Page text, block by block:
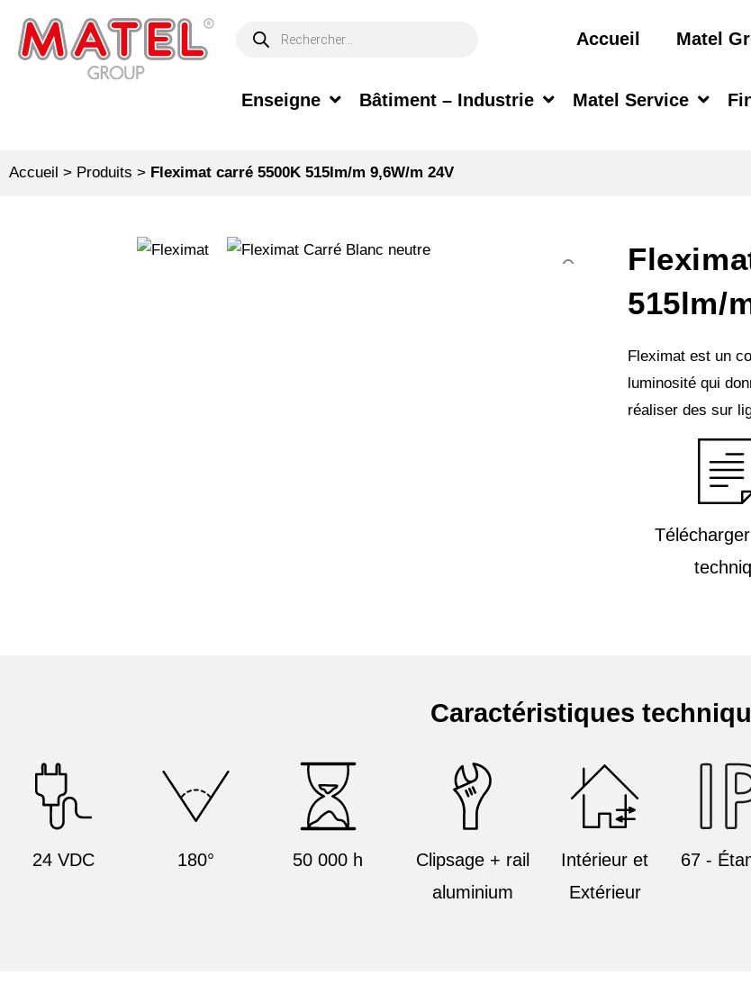
Accueil Matel
Enseigne Bâtiment – Industrie Matel Service
Accueil > Produits > Fleximat carré 5500K 515lm/m 9,6W/m 24V
515lm/
Fleximat est un
luminosité qui
réaliser des sur
Caractéristiques
24 VDC 180° 50 000 h
Clipsage + rail
aluminium
Intérieur et
Extérieur
67 -